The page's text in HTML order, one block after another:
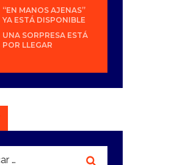
“EN MANOS AJENAS”
YA ESTÁ DISPONIBLE
UNA SORPRESA ESTÁ
POR LLEGAR